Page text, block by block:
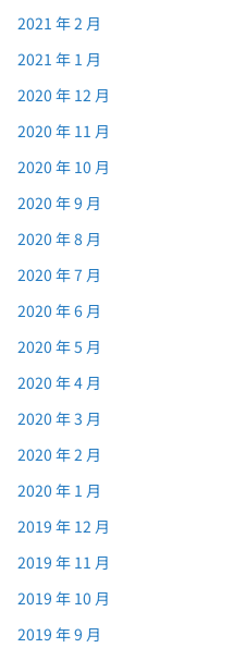
2021 年 2 月
2021 年 1 月
2020 年 12 月
2020 年 11 月
2020 年 10 月
2020 年 9 月
2020 年 8 月
2020 年 7 月
2020 年 6 月
2020 年 5 月
2020 年 4 月
2020 年 3 月
2020 年 2 月
2020 年 1 月
2019 年 12 月
2019 年 11 月
2019 年 10 月
2019 年 9 月